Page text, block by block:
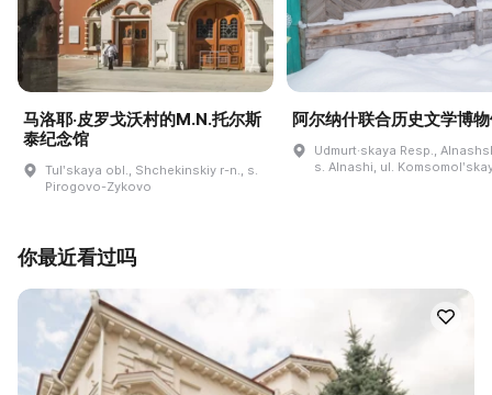
马洛耶·皮罗戈沃村的M.N.托尔斯
泰纪念馆
Tulʹskaya obl., Shchekinskiy r-n., s.
Pirogovo-Zykovo
阿尔纳什联合历史文学博
Udmurt·skaya Resp.,
s. Alnashi, ul.
你最近看过吗